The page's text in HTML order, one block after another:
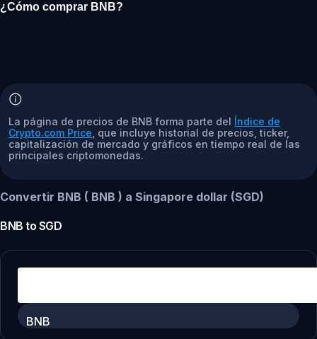
¿Cómo comprar BNB?
La página de precios de BNB forma parte del Índice de
Crypto.com Price , que incluye historial de precios, ticker,
capitalización de mercado y gráficos en tiempo real de las
principales criptomonedas.
Convertir BNB ( BNB ) a Singapore dollar (SGD)
BNB to SGD
BNB